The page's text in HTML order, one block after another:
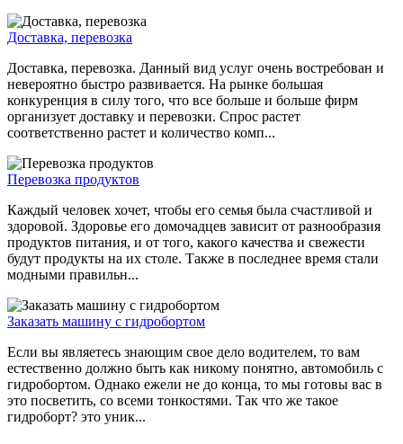
Доставка, перевозка
Доставка, перевозка. Данный вид услуг очень востребован и
невероятно быстро развивается. На рынке большая
конкуренция в силу того, что все больше и больше фирм
организует доставку и перевозки. Спрос растет
соответственно растет и количество комп...
Перевозка продуктов
Каждый человек хочет, чтобы его семья была счастливой и
здоровой. Здоровье его домочадцев зависит от разнообразия
продуктов питания, и от того, какого качества и свежести
будут продукты на их столе. Также в последнее время стали
модными правильн...
Заказать машину с гидробортом
Если вы являетесь знающим свое дело водителем, то вам
естественно должно быть как никому понятно, автомобиль с
гидробортом. Однако ежели не до конца, то мы готовы вас в
это посветить, со всеми тонкостями. Так что же такое
гидроборт? это уник...